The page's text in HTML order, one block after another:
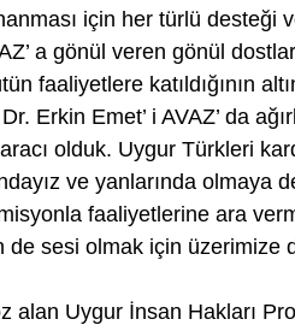
için her türlü
a gönül veren gönül
faaliyetlere katıldığının
Erkin Emet’ i AVAZ’ da
olduk. Uygur Türkleri
ve yanlarında olmaya
faaliyetlerine ara
de sesi olmak için üzerimize
alan Uygur İnsan Hakları